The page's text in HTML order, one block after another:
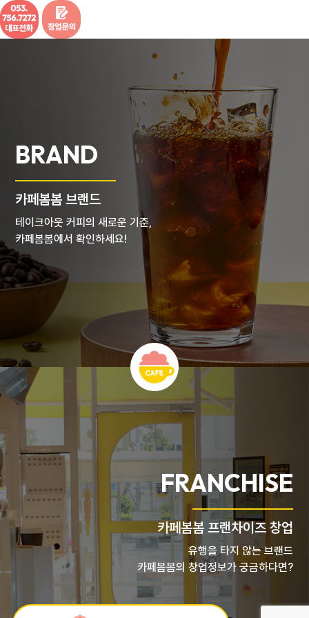
BRAND
카페봄봄 브랜드
테이크아웃 커피의 새로운 기준,
카페봄봄에서 확인하세요!
FRANCHISE
카페봄봄 프랜차이즈 창업
유행을 타지 않는 브랜드
카페봄봄의 창업정보가 궁금하다면?